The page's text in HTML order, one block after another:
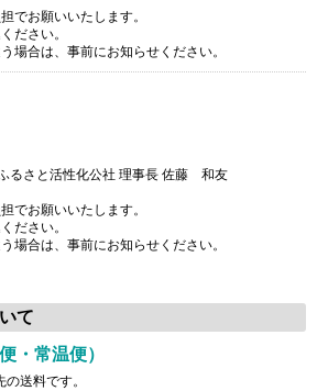
でお願いいたします。
ださい。
場合は、事前にお知らせください。
るさと活性化公社 理事長 佐藤 和友
でお願いいたします。
ださい。
場合は、事前にお知らせください。
て
・常温便）
送料です。